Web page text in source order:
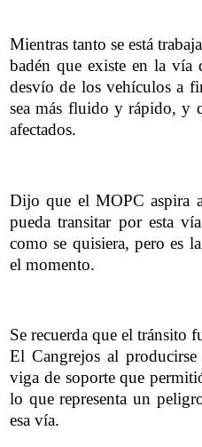
Mientras tanto se está
badén que existe en la vía
desvío de los vehículos a
sea más fluido y rápido, y
afectados.
Dijo que el MOPC aspira
pueda transitar por esta
como se quisiera, pero es
el momento.
Se recuerda que el tránsito
El Cangrejos al
viga de soporte que
lo que representa un
esa vía.